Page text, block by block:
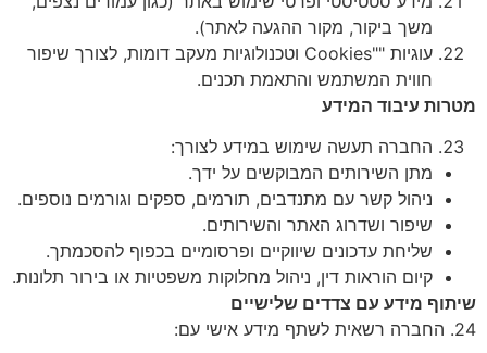
משך ביקור, מקור ההגעה לאתר).
עוגיות ""Cookies וטכנולוגיות מעקב דומות, לצורך שיפור
חווית המשתמש והתאמת תכנים.
מטרות עיבוד המידע
החברה תעשה שימוש במידע לצורך:
מתן השירותים המבוקשים על ידך.
ניהול קשר עם מתנדבים, תורמים, ספקים וגורמים נוספים.
שיפור ושדרוג האתר והשירותים.
שליחת עדכונים שיווקיים ופרסומיים בכפוף להסכמתך.
קיום הוראות דין, ניהול מחלוקות משפטיות או בירור תלונות.
שיתוף מידע עם צדדים שלישיים
24. החברה רשאית לשתף מידע אישי עם: